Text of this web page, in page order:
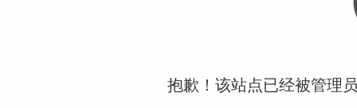
抱歉！该站点已经被管理